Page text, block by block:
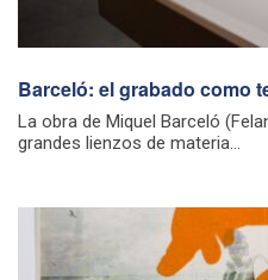
Barceló: el grabado como
La obra de Miquel Barceló
grandes lienzos de materia...